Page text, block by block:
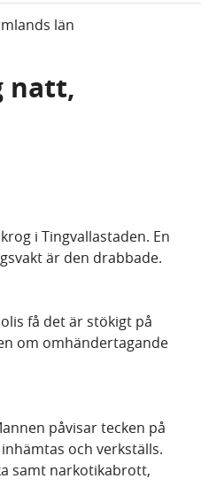
län
natt,
i Tingvallastaden. En
är den drabbade.
få det är stökigt på
om omhändertagande
påvisar tecken på
och verkställs.
samt narkotikabrott,